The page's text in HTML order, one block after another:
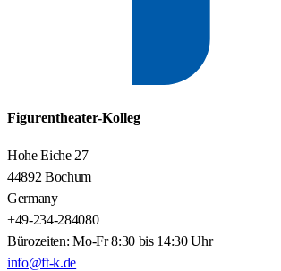
Figurentheater-Kolleg
Hohe Eiche 27
44892 Bochum
Germany
+49-234-284080
Bürozeiten: Mo-Fr 8:30 bis 14:30 Uhr
info@ft-k.de